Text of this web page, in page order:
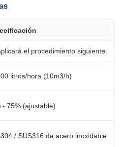
el procedimiento siguiente:
litros/hora (10m3/h)
- 75% (ajustable)
/ SUS316 de acero inoxidable